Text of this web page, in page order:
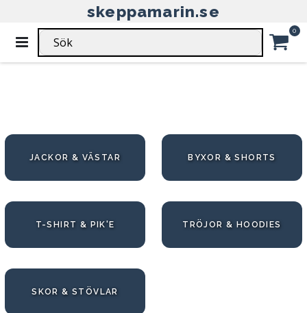
skeppamarin.se
Växla
Nav
0
KLÄDER HERR
HERR - KLÄDER
JACKOR & VÄSTAR BYXOR & SHORTS
T-SHIRT & PIK'E TRÖJOR & HOODIES
SKOR & STÖVLAR